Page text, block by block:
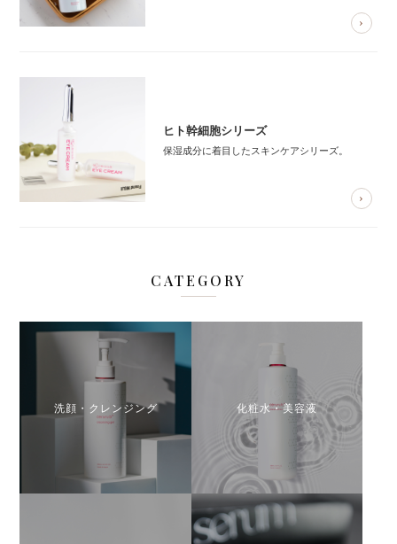
ヒト幹細胞シリーズ
保湿成分に着目したスキンケアシリーズ。
CATEGORY
洗顔・クレンジング 化粧水・美容液